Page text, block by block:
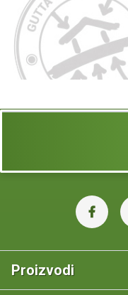
Proizvodi